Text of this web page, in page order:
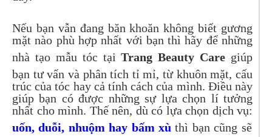
Nếu bạn vẫn đang băn khoăn không biết gương
mặt nào phù hợp nhất với bạn thì hãy để những
nhà tạo mẫu tóc tạiTrang Beauty Care giúp
bạn tư vấn và phân tích tỉ mỉ, từ khuôn mặt, cấu
trúc của tóc hay cả tính cách của mình. Điều này
giúp bạn có được những sự lựa chọn lí tưởng
nhất cho mình. Thế nên, dù có lựa chọn dịch vụ:
uốn, duỗi, nhuộm hay bấm xù thì bạn cũng sẽ